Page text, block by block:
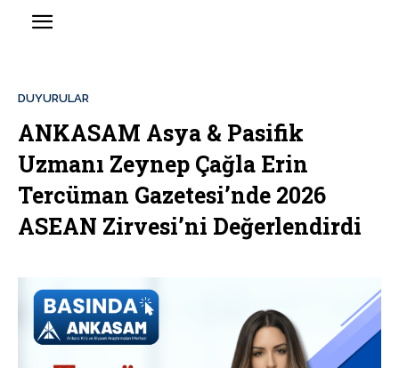
DUYURULAR
ANKASAM Asya & Pasifik
Uzmanı Zeynep Çağla Erin
Tercüman Gazetesi’nde 2026
ASEAN Zirvesi’ni Değerlendirdi